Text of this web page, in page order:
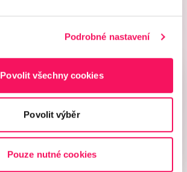
Podrobné nastavení
Povolit všechny cookies
Povolit výběr
Pouze nutné cookies